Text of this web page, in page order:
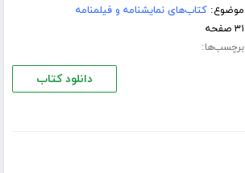
موضوع:کتاب‌های نمایشنامه و فیلمنامه
۳۱ صفحه
برچسب‌ها:
دانلود کتاب